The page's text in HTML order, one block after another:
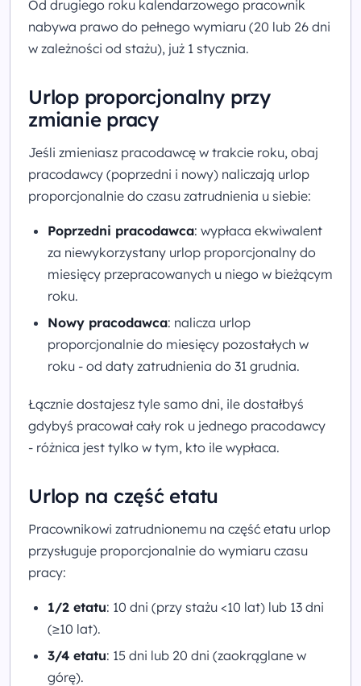
Od drugiego roku kalendarzowego pracownik
nabywa prawo do pełnego wymiaru (20 lub 26 dni
w zależności od stażu), już 1 stycznia.
Urlop proporcjonalny przy
zmianie pracy
Jeśli zmieniasz pracodawcę w trakcie roku, obaj
pracodawcy (poprzedni i nowy) naliczają urlop
proporcjonalnie do czasu zatrudnienia u siebie:
Poprzedni pracodawca: wypłaca ekwiwalent
za niewykorzystany urlop proporcjonalny do
miesięcy przepracowanych u niego w bieżącym
roku.
Nowy pracodawca: nalicza urlop
proporcjonalnie do miesięcy pozostałych w
roku - od daty zatrudnienia do 31 grudnia.
Łącznie dostajesz tyle samo dni, ile dostałbyś
gdybyś pracował cały rok u jednego pracodawcy
- różnica jest tylko w tym, kto ile wypłaca.
Urlop na część etatu
Pracownikowi zatrudnionemu na część etatu urlop
przysługuje proporcjonalnie do wymiaru czasu
pracy:
1/2 etatu: 10 dni (przy stażu <10 lat) lub 13 dni
(≥10 lat).
3/4 etatu: 15 dni lub 20 dni (zaokrąglane w
górę).